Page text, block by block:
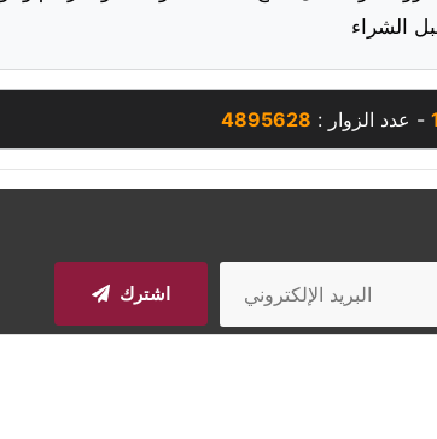
- عدد الزوار : 4895628
اشترك